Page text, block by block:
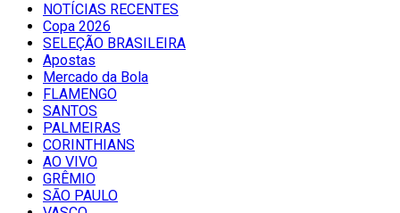
NOTÍCIAS RECENTES
Copa 2026
SELEÇÃO BRASILEIRA
Apostas
Mercado da Bola
FLAMENGO
SANTOS
PALMEIRAS
CORINTHIANS
AO VIVO
GRÊMIO
SĀO PAULO